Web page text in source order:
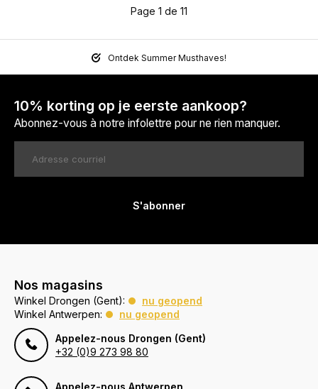
Page 1 de 11
Ontdek Summer Musthaves!
10% korting op je eerste aankoop?
Abonnez-vous à notre infolettre pour ne rien manquer.
S'abonner
Nos magasins
Winkel Drongen (Gent):
nu geopend
Winkel Antwerpen:
nu geopend
Appelez-nous Drongen (Gent)
+32 (0)9 273 98 80
Appelez-nous Antwerpen